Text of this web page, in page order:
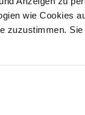
wie Cookies
zuzustimmen.